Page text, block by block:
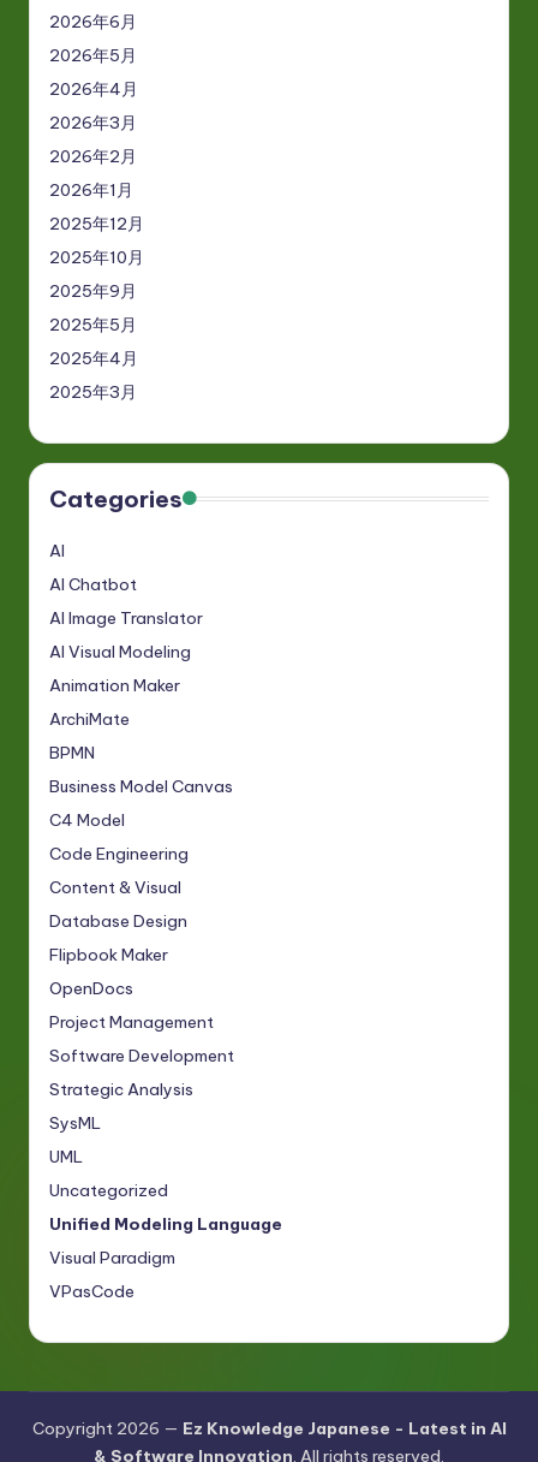
2026年6月
2026年5月
2026年4月
2026年3月
2026年2月
2026年1月
2025年12月
2025年10月
2025年9月
2025年5月
2025年4月
2025年3月
Categories
AI
AI Chatbot
AI Image Translator
AI Visual Modeling
Animation Maker
ArchiMate
BPMN
Business Model Canvas
C4 Model
Code Engineering
Content & Visual
Database Design
Flipbook Maker
OpenDocs
Project Management
Software Development
Strategic Analysis
SysML
UML
Uncategorized
Unified Modeling Language
Visual Paradigm
VPasCode
Copyright 2026 — Ez Knowledge Japanese - Latest in AI
& Software Innovation. All rights reserved.